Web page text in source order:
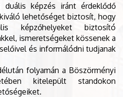
képzés iránt érdeklődő
lehetőséget biztosít, hogy
képzőhelyeket biztosító
ismeretségeket kössenek a
és informálódni tudjanak
folyamán a Böszörményi
kitelepült standokon